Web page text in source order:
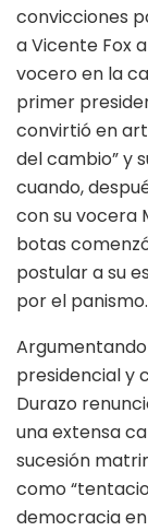
convicciones
a Vicente Fox
vocero en la
primer
convirtió en
del cambio” y
cuando,
con su vocera
botas
postular a su
por el panismo.
presidencial y
Durazo
una extensa
sucesión
como
democracia